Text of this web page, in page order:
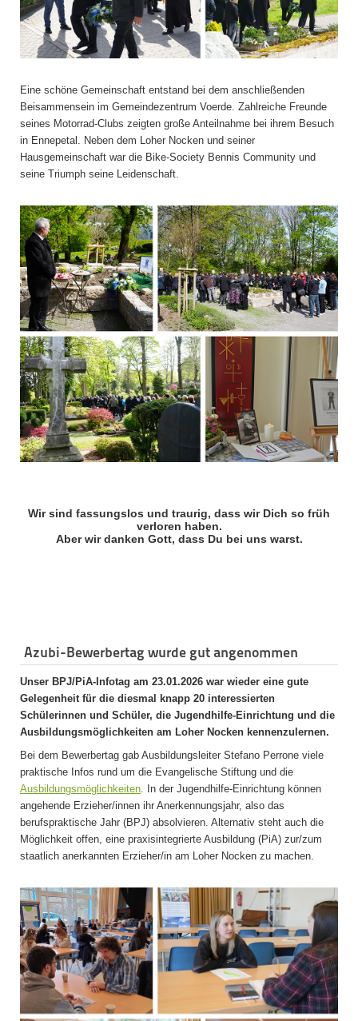
Eine schöne Gemeinschaft entstand bei dem anschließenden
Beisammensein im Gemeindezentrum Voerde. Zahlreiche Freunde
seines Motorrad-Clubs zeigten große Anteilnahme bei ihrem Besuch
in Ennepetal. Neben dem Loher Nocken und seiner
Hausgemeinschaft war die Bike-Society Bennis Community und
seine Triumph seine Leidenschaft.
Wir sind fassungslos und traurig, dass wir Dich so früh
verloren haben.
Aber wir danken Gott, dass Du bei uns warst.
Azubi-Bewerbertag wurde gut angenommen
Unser BPJ/PiA-Infotag am 23.01.2026 war wieder eine gute
Gelegenheit für die diesmal knapp 20 interessierten
Schülerinnen und Schüler, die Jugendhilfe-Einrichtung und die
Ausbildungsmöglichkeiten am Loher Nocken kennenzulernen.
Bei dem Bewerbertag gab Ausbildungsleiter Stefano Perrone viele
praktische Infos rund um die Evangelische Stiftung und die
Ausbildungsmöglichkeiten. In der Jugendhilfe-Einrichtung können
angehende Erzieher/innen ihr Anerkennungsjahr, also das
berufspraktische Jahr (BPJ) absolvieren. Alternativ steht auch die
Möglichkeit offen, eine praxisintegrierte Ausbildung (PiA) zur/zum
staatlich anerkannten Erzieher/in am Loher Nocken zu machen.